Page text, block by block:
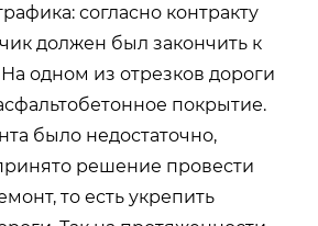
согласно контракту
должен был закончить к
одном из отрезков дороги
покрытие.
было недостаточно,
решение провести
то есть укрепить